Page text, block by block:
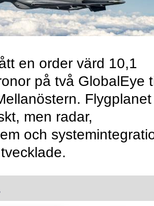
en order värd 10,1
på två GlobalEye
men radar,
och